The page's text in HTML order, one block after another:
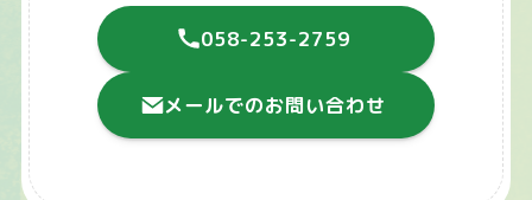
058-253-2759
メールでのお問い合わせ